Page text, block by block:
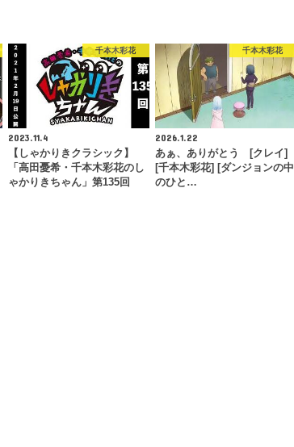
千本木彩花
2023.11.4
【しゃかりきクラシック】
「高田憂希・千本木彩花のし
ゃかりきちゃん」第135回
千本木彩花
2026.1.22
あぁ、ありがとう [クレイ]
[千本木彩花] [ダンジョンの中
のひと…